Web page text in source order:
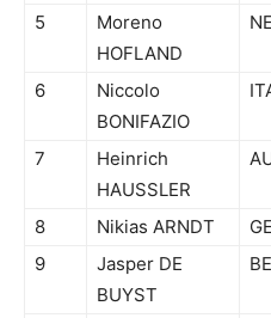
5
Moreno
HOFLAND
6
Niccolo
BONIFAZIO
7
Heinrich
HAUSSLER
8 Nikias ARNDT
9
Jasper DE
BUYST